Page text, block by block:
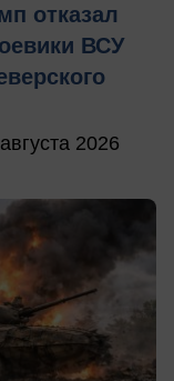
отказал
ВСУ
2026